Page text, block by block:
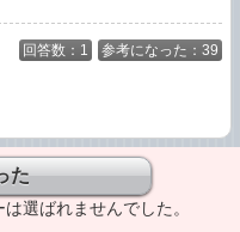
回答数：1 参考になった：39
選ばれませんでした。